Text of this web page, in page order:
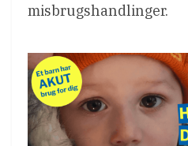
misbrugshandlinger.